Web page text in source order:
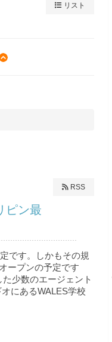
リスト
RSS
ピン最
です。しかもその規
ープンの予定です
少数のエージェント
にあるWALES学校